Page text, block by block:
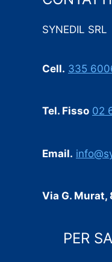
in questo settore.
dell’ultimo minuto.
Professionalità,
consigliamo
SYNEDIL SRL
Cell. 335
Tel. Fisso 02
Email.
Via G. Murat,
PER